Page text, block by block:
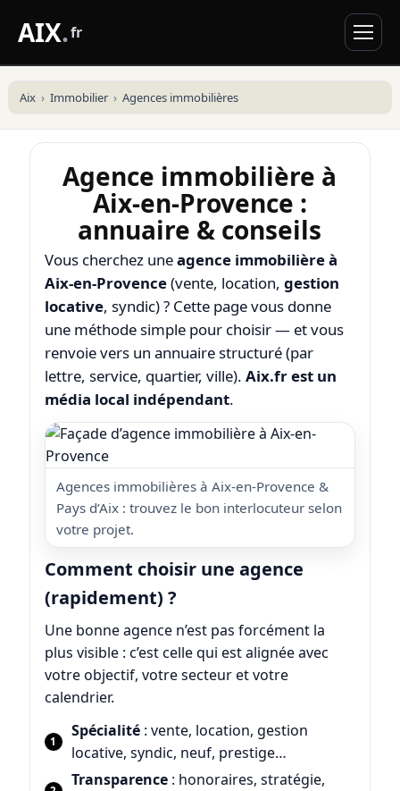
AIX.fr
Aix Immobilier Agences immobilières
Agence immobilière à
Aix-en-Provence :
annuaire & conseils
Vous cherchez uneagence immobilière à
Aix-en-Provence(vente, location, gestion
locative, syndic) ? Cette page vous donne
une méthode simple pour choisir — et vous
renvoie vers un annuaire structuré (par
lettre, service, quartier, ville). Aix.fr est un
média local indépendant.
Agences immobilières à Aix-en-Provence &
Pays d’Aix : trouvez le bon interlocuteur selon
votre projet.
Comment choisir une agence
(rapidement) ?
Une bonne agence n’est pas forcément la
plus visible : c’est celle qui est alignée avec
votre objectif, votre secteur et votre
calendrier.
Spécialité: vente, location, gestion
locative, syndic, neuf, prestige…
Transparence: honoraires, stratégie,